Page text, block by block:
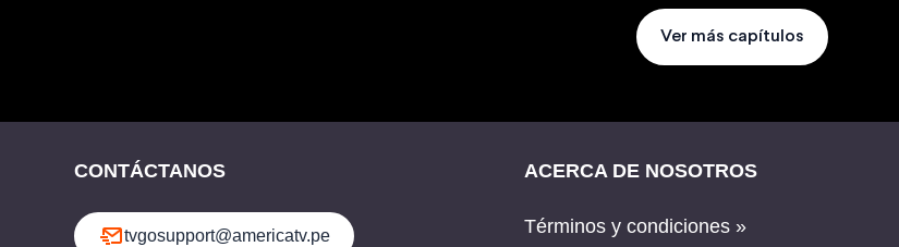
Ver más capítulos
CONTÁCTANOS
tvgosupport@americatv.pe
ACERCA DE NOSOTROS
Términos y condiciones »